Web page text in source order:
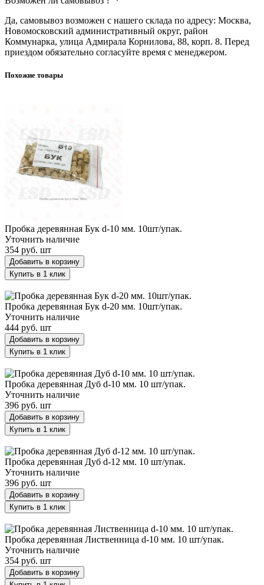
Да, самовывоз возможен с нашего склада по адресу: Москва,
Новомосковский административный округ, район
Коммунарка, улица Адмирала Корнилова, 88, корп. 8. Перед
приездом обязательно согласуйте время с менеджером.
Похожие товары
Пробка деревянная Бук d-10 мм. 10шт/упак.
Уточнить наличие
354 руб. шт
Добавить в корзину
Купить в 1 клик
Пробка деревянная Бук d-20 мм. 10шт/упак.
Уточнить наличие
444 руб. шт
Добавить в корзину
Купить в 1 клик
Пробка деревянная Дуб d-10 мм. 10 шт/упак.
Уточнить наличие
396 руб. шт
Добавить в корзину
Купить в 1 клик
Пробка деревянная Дуб d-12 мм. 10 шт/упак.
Уточнить наличие
396 руб. шт
Добавить в корзину
Купить в 1 клик
Пробка деревянная Лиственница d-10 мм. 10 шт/упак.
Уточнить наличие
354 руб. шт
Добавить в корзину